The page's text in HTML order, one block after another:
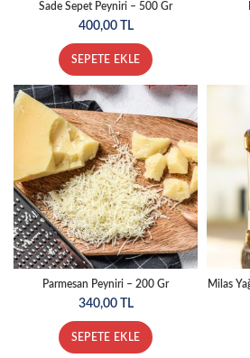
Sade Sepet Peyniri – 500 Gr
400,00 TL
SEPETE EKLE
Parmesan Peyniri – 200 Gr
340,00 TL
SEPETE EKLE
Milas